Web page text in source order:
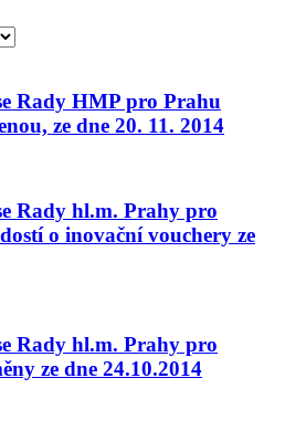
Rady HMP pro Prahu
ze dne 20. 11. 2014
Rady hl.m. Prahy pro
o inovační vouchery ze
Rady hl.m. Prahy pro
ze dne 24.10.2014